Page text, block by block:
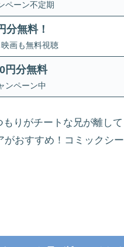
ペーン不定期
分無料！
画も無料視聴
円分無料
ンペーン中
りがチートな兄が離して
がおすすめ！コミックシー